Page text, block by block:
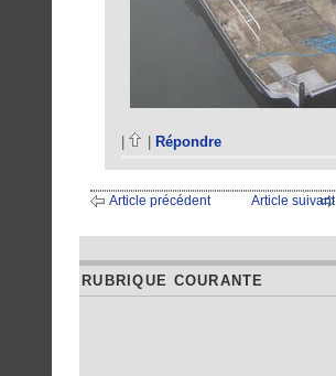
Répondre
Article précédent Article suivant
RUBRIQUE COURANTE